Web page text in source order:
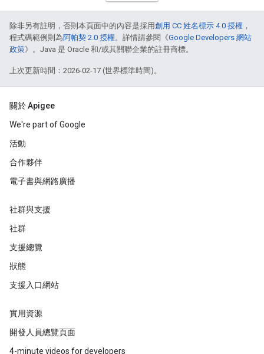
除非另有註明，否則本頁面中的內容是採用創用 CC 姓名標示 4.0 授權 ，
程式碼範例則為阿帕契 2.0 授權。詳情請參閱《Google Developers 網站
政策》。Java 是 Oracle 和/或其關聯企業的註冊商標。
上次更新時間：2026-02-17 (世界標準時間)。
關於 Apigee
We're part of Google
活動
合作夥伴
電子書與網路廣播
社群與支援
社群
支援總覽
狀態
支援入口網站
實用資源
開發人員總覽頁面
4-minute videos for developers